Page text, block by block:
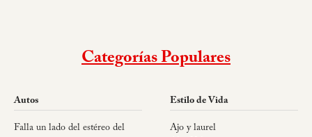
Categorías Populares
Autos
Falla un lado del estéreo del
Estilo de Vida
Ajo y laurel